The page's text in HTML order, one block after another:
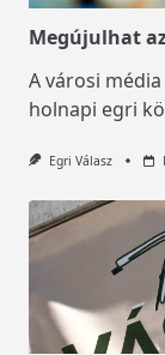
Megújulhat
A városi
holnapi egri
Egri Válasz